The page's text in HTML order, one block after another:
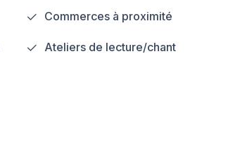
Commerces à proximité
Ateliers de lecture/chant